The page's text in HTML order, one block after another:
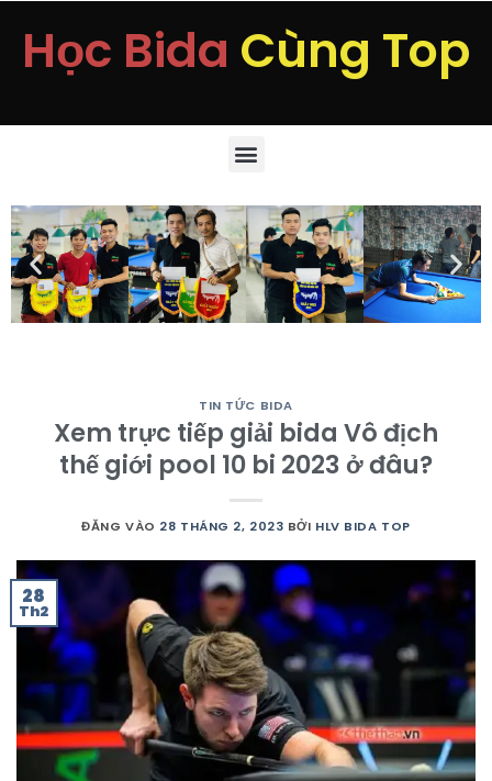
Học Bida Cùng Top
TIN TỨC BIDA
Xem trực tiếp giải bida Vô địch
thế giới pool 10 bi 2023 ở đâu?
ĐĂNG VÀO 28 THÁNG 2, 2023 BỞI HLV BIDA TOP
28
Th2